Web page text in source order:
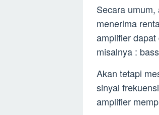
Secara
menerima
amplifier
misalnya :
Akan tetapi
sinyal
amplifier